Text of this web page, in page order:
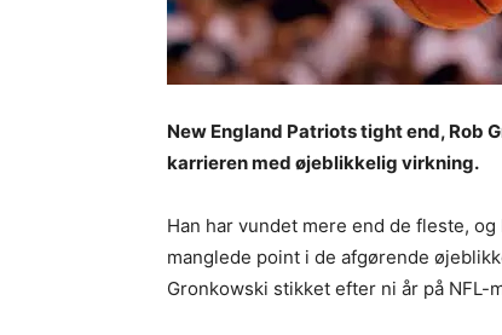
New England Patriots tight end, Rob
karrieren med øjeblikkelig virkning.
Han har vundet mere end de fleste,
manglede point i de afgørende
Gronkowski stikket efter ni år på NFL-